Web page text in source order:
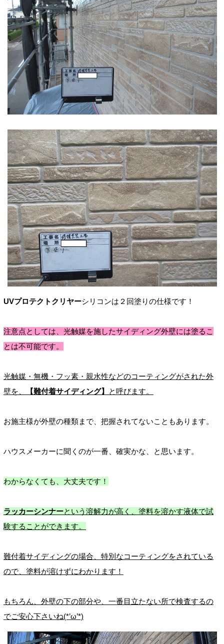
UVプロテクトクリヤーシリコンは２回塗りの仕様です！
注意点としては、光触媒を施したサイディング外壁には塗るこ
とは不可能です。
光触媒・無機・フッ素・親水性などのコーティングがされた外
壁を、
【難付着サイディング】 と呼びます。
お施主様が外壁の種類まで、把握されてないこともあります。
ハウスメーカーに聞くのが一番、確実かな、と思います。
わからなくても、大丈夫です！
ラッカーシンナーという溶解力が高く、塗料を溶かす液体で試
験することができます。
難付着サイディングの場合、特別なコーティングをされている
ので、塗料が溶けずにわかります！
もちろん、外壁の下の部分や、一番目立たない所で検査するの
でご安心下さいね(*’ω’*)